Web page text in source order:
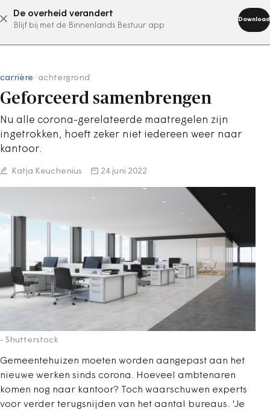
De overheid verandert
Blijf bij met de Binnenlands Bestuur app
Download
abonneer nu
carrière achtergrond
Geforceerd samenbrengen
Nu alle corona-gerelateerde maatregelen zijn
ingetrokken, hoeft zeker niet iedereen weer naar
kantoor.
Katja Keuchenius 24 juni 2022
- Shutterstock
Gemeentehuizen moeten worden aangepast aan het
nieuwe werken sinds corona. Hoeveel ambtenaren
komen nog naar kantoor? Toch waarschuwen experts
voor verder terugsnijden van het aantal bureaus. 'Je